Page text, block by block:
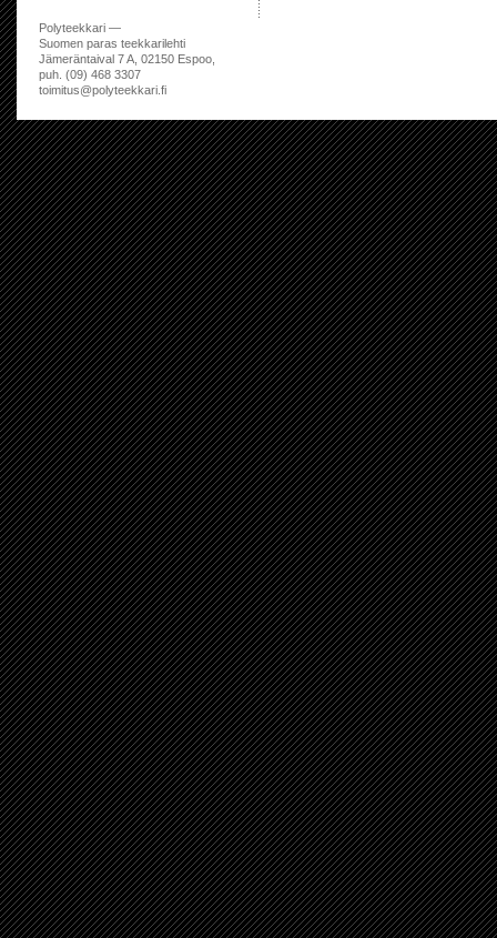
Polyteekkari —
Suomen paras teekkarilehti
Jämeräntaival 7 A, 02150 Espoo,
puh. (09) 468 3307
toimitus@polyteekkari.fi